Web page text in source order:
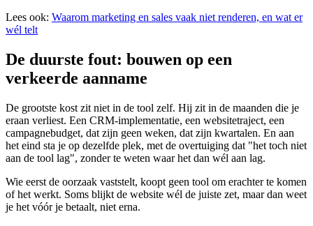
Lees ook: Waarom marketing en sales vaak niet renderen, en wat er
wél telt
De duurste fout: bouwen op een
verkeerde aanname
De grootste kost zit niet in de tool zelf. Hij zit in de maanden die je
eraan verliest. Een CRM-implementatie, een websitetraject, een
campagnebudget, dat zijn geen weken, dat zijn kwartalen. En aan
het eind sta je op dezelfde plek, met de overtuiging dat "het toch niet
aan de tool lag", zonder te weten waar het dan wél aan lag.
Wie eerst de oorzaak vaststelt, koopt geen tool om erachter te komen
of het werkt. Soms blijkt de website wél de juiste zet, maar dan weet
je het vóór je betaalt, niet erna.